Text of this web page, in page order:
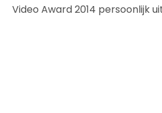
Video Award 2014 persoonlijk